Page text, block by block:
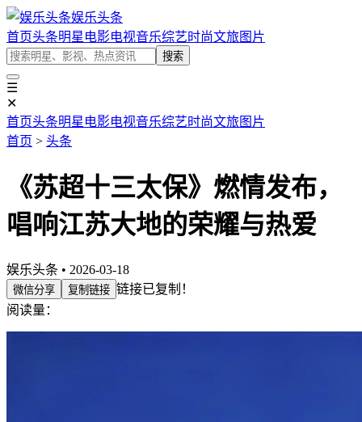
娱乐头条
首页头条明星 电影电视音乐综艺时尚文旅图片
搜索
☰
✕
首页头条明星 电影电视音乐综艺时尚文旅图片
首页 > 头条
《苏超十三太保》燃情发布，
唱响江苏大地的荣耀与热爱
娱乐头条 • 2026-03-18
微信分享 复制链接 链接已复制！
阅读量：